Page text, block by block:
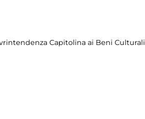
Capitolina ai Beni Culturali